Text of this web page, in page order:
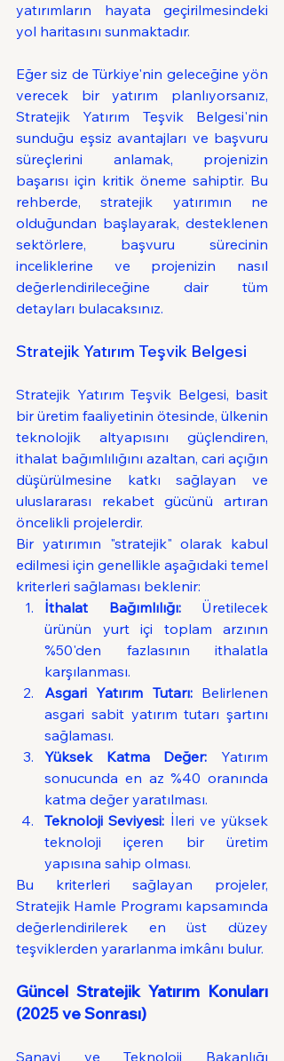
yatırımların hayata geçirilmesindeki
yol haritasını sunmaktadır.
Eğer siz de Türkiye'nin geleceğine yön
verecek bir yatırım planlıyorsanız,
Stratejik Yatırım Teşvik Belgesi'nin
sunduğu eşsiz avantajları ve başvuru
süreçlerini anlamak, projenizin
başarısı için kritik öneme sahiptir. Bu
rehberde, stratejik yatırımın ne
olduğundan başlayarak, desteklenen
sektörlere, başvuru sürecinin
inceliklerine ve projenizin nasıl
değerlendirileceğine dair tüm
detayları bulacaksınız.
Stratejik Yatırım Teşvik Belgesi
Stratejik Yatırım Teşvik Belgesi, basit
bir üretim faaliyetinin ötesinde, ülkenin
teknolojik altyapısını güçlendiren,
ithalat bağımlılığını azaltan, cari açığın
düşürülmesine katkı sağlayan ve
uluslararası rekabet gücünü artıran
öncelikli projelerdir.
Bir yatırımın "stratejik" olarak kabul
edilmesi için genellikle aşağıdaki temel
kriterleri sağlaması beklenir:
İthalat Bağımlılığı: Üretilecek
ürünün yurt içi toplam arzının
%50'den fazlasının ithalatla
karşılanması.
Asgari Yatırım Tutarı: Belirlenen
asgari sabit yatırım tutarı şartını
sağlaması.
Yüksek Katma Değer: Yatırım
sonucunda en az %40 oranında
katma değer yaratılması.
Teknoloji Seviyesi: İleri ve yüksek
teknoloji içeren bir üretim
yapısına sahip olması.
Bu kriterleri sağlayan projeler,
Stratejik Hamle Programı kapsamında
değerlendirilerek en üst düzey
teşviklerden yararlanma imkânı bulur.
Güncel Stratejik Yatırım Konuları
(2025 ve Sonrası)
Sanayi ve Teknoloji Bakanlığı